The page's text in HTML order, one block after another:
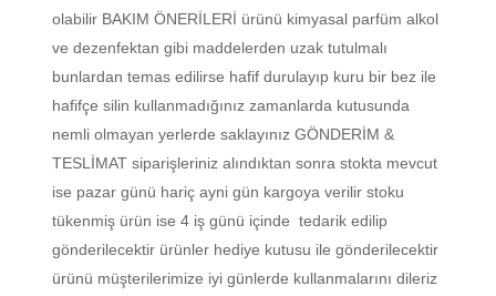
olabilir BAKIM ÖNERİLERİ ürünü kimyasal parfüm alkol
ve dezenfektan gibi maddelerden uzak tutulmalı
bunlardan temas edilirse hafif durulayıp kuru bir bez ile
hafifçe silin kullanmadığınız zamanlarda kutusunda
nemli olmayan yerlerde saklayınız GÖNDERİM &
TESLİMAT siparişleriniz alındıktan sonra stokta mevcut
ise pazar günü hariç ayni gün kargoya verilir stoku
tükenmiş ürün ise 4 iş günü içinde tedarik edilip
gönderilecektir ürünler hediye kutusu ile gönderilecektir
ürünü müşterilerimize iyi günlerde kullanmalarını dileriz